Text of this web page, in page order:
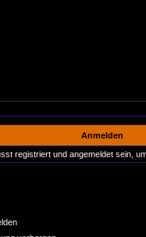
Anmelden
registriert und angemeldet sein,